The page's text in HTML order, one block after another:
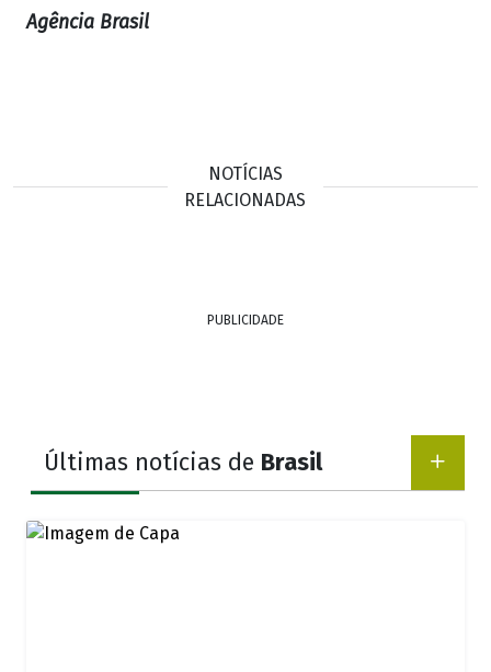
Agência Brasil
NOTÍCIAS
RELACIONADAS
PUBLICIDADE
Últimas notícias de Brasil